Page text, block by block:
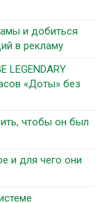
и добиться
в рекламу
LEGENDARY
«Доты» без
чтобы он был
и для чего они